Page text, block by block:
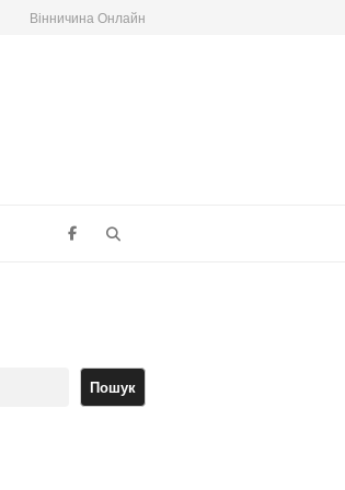
Вінничина Онлайн
Пошук